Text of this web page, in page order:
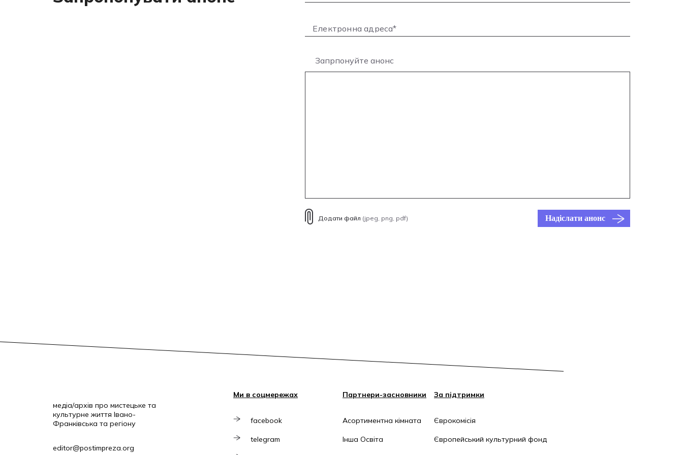
Запрпонуйте анонс
Додати файл (jpeg, png, pdf) Надіслати анонс
медіа/архів про мистецьке та
культурне життя Івано-
Франківська та регіону
editor@postimpreza.org
Ми в соцмережах
facebook
telegram
Партнери-засновники
Асортиментна кімната
Інша Освіта
За підтримки
Єврокомісія
Європейський культурний фонд